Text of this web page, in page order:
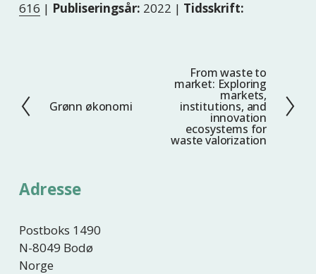
616 | Publiseringsår: 2022 | Tidsskrift:
F
g
Grønn økonomi
From waste to
market: Exploring
markets,
institutions, and
innovation
ecosystems for
waste valorization
Adresse
Postboks 1490
N-8049 Bodø
Norge